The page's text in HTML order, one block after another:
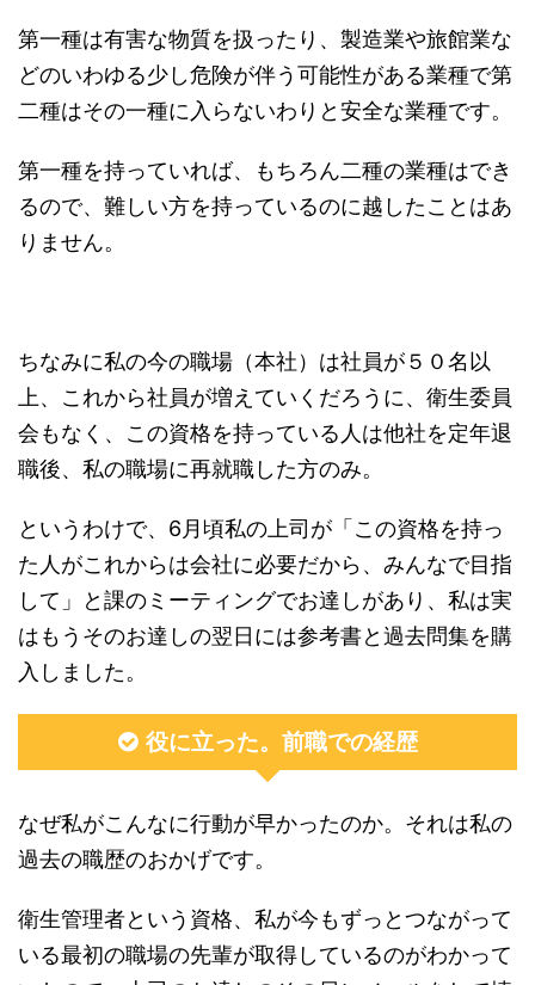
第一種は有害な物質を扱ったり、製造業や旅館業な
どのいわゆる少し危険が伴う可能性がある業種で第
二種はその一種に入らないわりと安全な業種です。
第一種を持っていれば、もちろん二種の業種はでき
るので、難しい方を持っているのに越したことはあ
りません。
ちなみに私の今の職場（本社）は社員が５０名以
上、これから社員が増えていくだろうに、衛生委員
会もなく、この資格を持っている人は他社を定年退
職後、私の職場に再就職した方のみ。
というわけで、6月頃私の上司が「この資格を持っ
た人がこれからは会社に必要だから、みんなで目指
して」と課のミーティングでお達しがあり、私は実
はもうそのお達しの翌日には参考書と過去問集を購
入しました。
役に立った。前職での経歴
なぜ私がこんなに行動が早かったのか。それは私の
過去の職歴のおかげです。
衛生管理者という資格、私が今もずっとつながって
いる最初の職場の先輩が取得しているのがわかって